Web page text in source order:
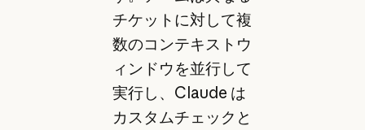
チケットに対して複
数のコンテキストウ
ィンドウを並行して
実行し、Claude は
カスタムチェックと